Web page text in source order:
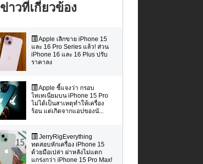
ข่าวที่เกี่ยวข้อง
Apple เลิกขาย iPhone 15
และ 16 Pro Series แล้ว! ส่วน
iPhone 16 และ 16 Plus ปรับ
ราคาลง
Apple ชี้แจงว่า กรอบ
ไทเทเนียมบน iPhone 15 Pro
ไม่ได้เป็นสาเหตุทำให้เครื่อง
ร้อน แต่เกิดจากแอปของนั...
JerryRigEverything
ทดสอบหักเครื่อง iPhone 15
ด้วยมือเปล่า ฝาหลังไม่แตก
แกร่งกว่า iPhone 15 Pro Max!